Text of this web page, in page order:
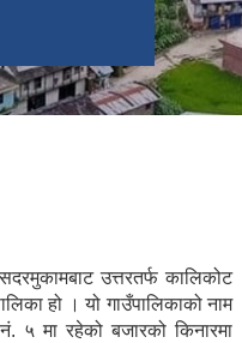
स्वागत छ |
उत्तरतर्फ कालिकोट
हो । यो गाउँपालिकाको नाम
५ मा रहेको बजारको किनारमा